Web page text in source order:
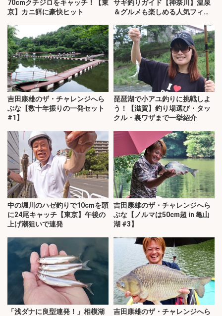
70cmクチジロをキャッチ！【東
京】カニ餌に豪快ヒット
サギ釣りガイド【神奈川】温泉
＆グルメも楽しめる人気フィー
吉田康雄のザ・チャレンジへら
ぶな【数十年振りの一発セット
#1】
琵琶湖で小アユ釣りに挑戦しよ
う！【滋賀】釣り場選び・タッ
クル・裏ワザまで一挙紹介
中の堀川のハゼ釣りで10cmを頭
に24尾キャッチ【東京】午後の
上げ潮狙いで連発
吉田康雄のザ・チャレンジへら
ぶな【ノルマは50cm超 in 亀山
湖 #3】
「浅ダナに良型連発！」相模湖
吉田康雄のザ・チャレンジへら